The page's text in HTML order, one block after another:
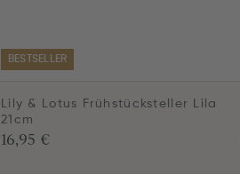
BESTSELLER
Lily & Lotus Frühstücksteller Lila
21cm
16,95 €